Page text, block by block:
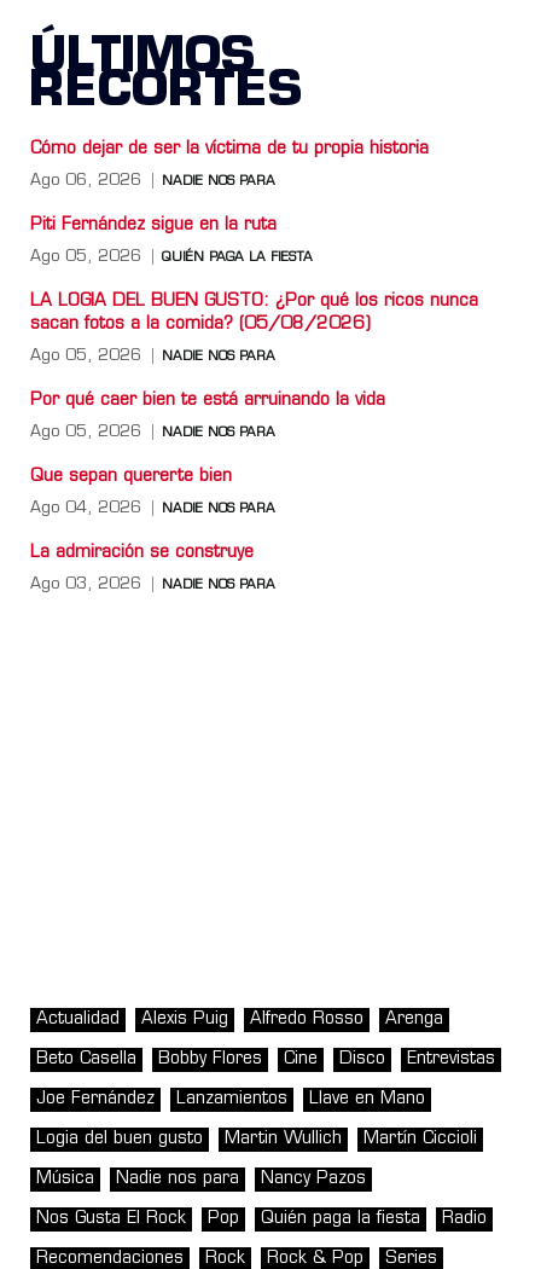
ÚLTIMOS
RECORTES
Cómo dejar de ser la víctima de tu propia historia
Ago 06, 2026 NADIE NOS PARA
Piti Fernández sigue en la ruta
Ago 05, 2026 QUIÉN PAGA LA FIESTA
LA LOGIA DEL BUEN GUSTO: ¿Por qué los ricos nunca
sacan fotos a la comida? (05/08/2026)
Ago 05, 2026 NADIE NOS PARA
Por qué caer bien te está arruinando la vida
Ago 05, 2026 NADIE NOS PARA
Que sepan quererte bien
Ago 04, 2026 NADIE NOS PARA
La admiración se construye
Ago 03, 2026 NADIE NOS PARA
Actualidad Alexis Puig Alfredo Rosso Arenga
Beto Casella Bobby Flores Cine Disco Entrevistas
Joe Fernández Lanzamientos Llave en Mano
Logia del buen gusto Martin Wullich Martín Ciccioli
Música Nadie nos para Nancy Pazos
Nos Gusta El Rock Pop Quién paga la fiesta Radio
Recomendaciones Rock Rock & Pop Series